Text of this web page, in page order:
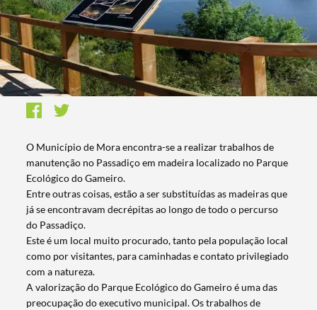
O Município de Mora encontra-se a realizar trabalhos de
manutenção no Passadiço em madeira localizado no Parque
Ecológico do Gameiro.
Entre outras coisas, estão a ser substituídas as madeiras que
já se encontravam decrépitas ao longo de todo o percurso
do Passadiço.
Este é um local muito procurado, tanto pela população local
como por visitantes, para caminhadas e contato privilegiado
com a natureza.
A valorização do Parque Ecológico do Gameiro é uma das
preocupação do executivo municipal. Os trabalhos de